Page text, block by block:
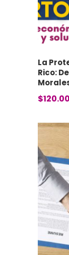
La
Rico:
$120.00